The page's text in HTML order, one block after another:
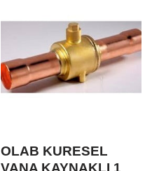
OLAB KURESEL